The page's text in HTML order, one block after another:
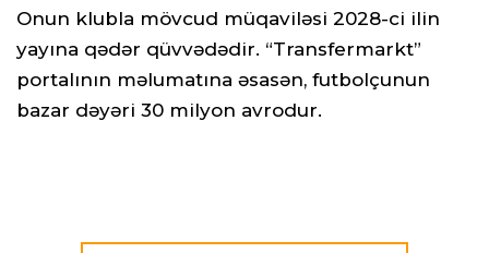
Onun klubla mövcud müqaviləsi 2028-ci ilin
yayına qədər qüvvədədir. “Transfermarkt”
portalının məlumatına əsasən, futbolçunun
bazar dəyəri 30 milyon avrodur.